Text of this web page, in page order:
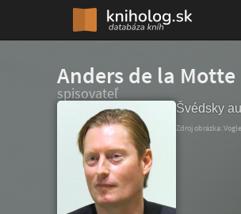
Anders de la Motte
spisovateľ
Švédsky
Zdroj obrázka: